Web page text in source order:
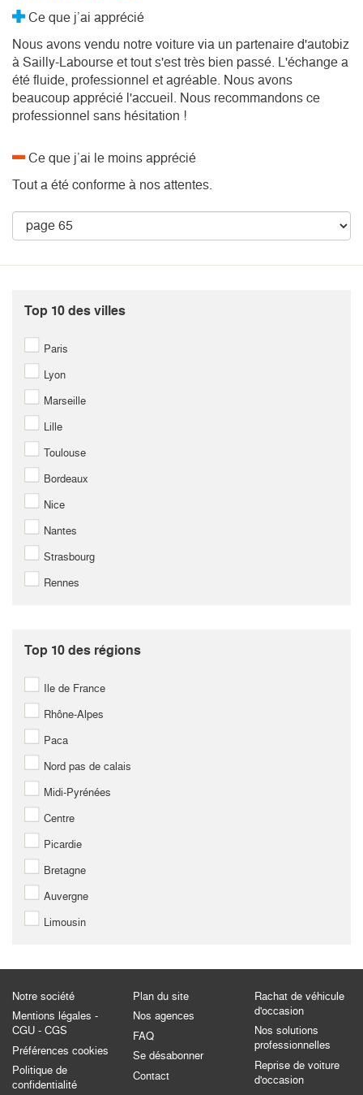
Ce que j’ai apprécié
Nous avons vendu notre voiture via un partenaire d'autobiz
à Sailly-Labourse et tout s'est très bien passé. L'échange a
été fluide, professionnel et agréable. Nous avons
beaucoup apprécié l'accueil. Nous recommandons ce
professionnel sans hésitation !
Ce que j’ai le moins apprécié
Tout a été conforme à nos attentes.
Top 10 des villes
Paris
Lyon
Marseille
Lille
Toulouse
Bordeaux
Nice
Nantes
Strasbourg
Rennes
Top 10 des régions
Ile de France
Rhône-Alpes
Paca
Nord pas de calais
Midi-Pyrénées
Centre
Picardie
Bretagne
Auvergne
Limousin
Notre société
Mentions légales -
CGU - CGS
Préférences cookies
Politique de
confidentialité
Plan du site
Nos agences
FAQ
Se désabonner
Contact
Rachat de véhicule
d'occasion
Nos solutions
professionnelles
Reprise de voiture
d'occasion